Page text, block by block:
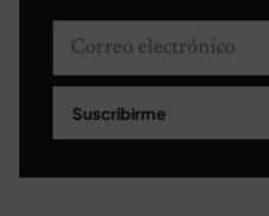
Correo electrónico
Suscribirme